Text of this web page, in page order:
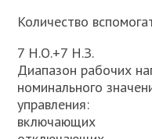
Количество
7 Н.О.+7 Н.З.
Диапазон рабочих
номинального
управления:
включающих